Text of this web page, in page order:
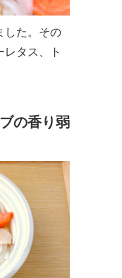
した。その
レタス、ト
の香り弱